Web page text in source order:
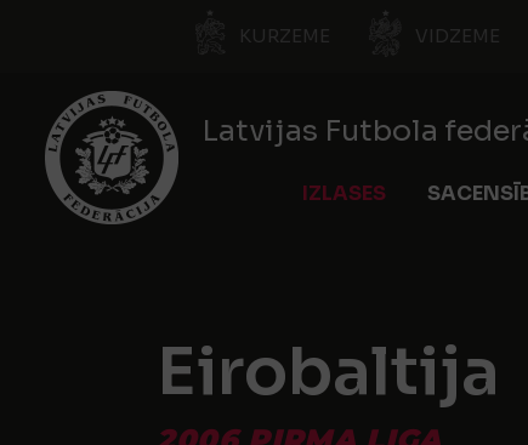
KURZEME VIDZEME
Latvijas Futbola
IZLASES
Eirobaltija